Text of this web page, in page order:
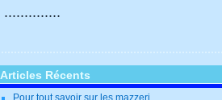
..............
Articles Récents
Pour tout savoir sur les mazzeri